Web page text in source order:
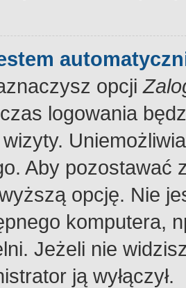
opcji
logowania
Aby pozostawać
opcję. Nie
komputera,
Jeżeli nie
ją wyłączył.